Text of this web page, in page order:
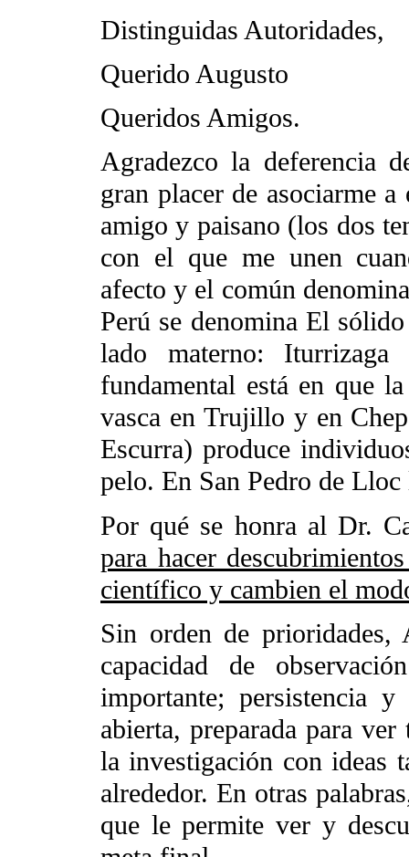
Distinguidas Autoridades,
Querido Augusto
Queridos Amigos.
Agradezco la deferencia
gran placer de asociarme
amigo y paisano (los dos
con el que me unen
afecto y el común
Perú se denomina El
lado materno:
fundamental está en que
vasca en Trujillo y en
Escurra) produce
pelo. En San Pedro de
Por qué se honra al Dr.
para hacer
científico y cambien el
Sin orden de prioridades,
capacidad de
importante; persistencia
abierta, preparada para
la investigación con ideas
alrededor. En otras
que le permite ver y